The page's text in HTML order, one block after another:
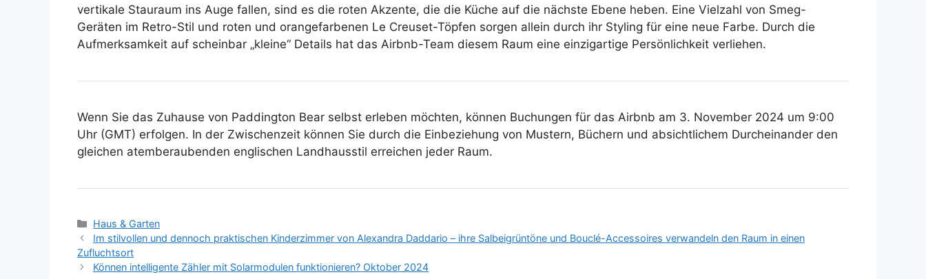
vertikale Stauraum ins Auge fallen, sind es die roten Akzente, die die Küche auf die nächste Ebene heben. Eine Vielzahl von Smeg-
Geräten im Retro-Stil und roten und orangefarbenen Le Creuset-Töpfen sorgen allein durch ihr Styling für eine neue Farbe. Durch die
Aufmerksamkeit auf scheinbar „kleine“ Details hat das Airbnb-Team diesem Raum eine einzigartige Persönlichkeit verliehen.
Wenn Sie das Zuhause von Paddington Bear selbst erleben möchten, können Buchungen für das Airbnb am 3. November 2024 um 9:00
Uhr (GMT) erfolgen. In der Zwischenzeit können Sie durch die Einbeziehung von Mustern, Büchern und absichtlichem Durcheinander den
gleichen atemberaubenden englischen Landhausstil erreichen jeder Raum.
Kategorien
Haus & Garten
Im stilvollen und dennoch praktischen Kinderzimmer von Alexandra Daddario – ihre Salbeigrüntöne und Bouclé-Accessoires verwandeln den Raum in einen
Zufluchtsort
Können intelligente Zähler mit Solarmodulen funktionieren? Oktober 2024